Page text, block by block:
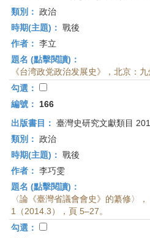
類別： 政治
時期(主題)： 戰後
作者： 李立
題名 (點擊閱讀)：
《台湾政党政治发展史》，北京：九
勾選：
編號：
166
出版書目： 臺灣史研究文獻類目
類別： 政治
時期(主題)： 戰後
作者： 李巧雯
題名 (點擊閱讀)：
〈論《臺灣省議會會史》的纂修〉
1（2014.3），頁 5–27。
勾選：